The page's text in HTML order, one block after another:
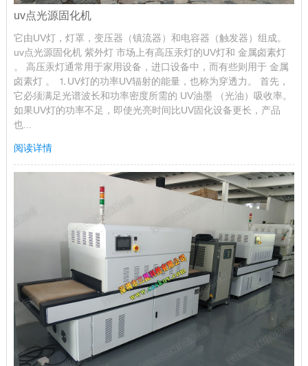
uv点光源固化机
它由UV灯，灯罩，变压器（镇流器）和电容器（触发器）组成。
uv点光源固化机 紫外灯 市场上有高压汞灯的UV灯和 金属卤素灯
。 高压汞灯通常用于家用设备，进口设备中，而有些则用于 金属
卤素灯 。 ⒈UV灯的功率UV辐射的能量，也称为穿透力。 首先，
它必须满足光谱波长和功率密度所需的 UV油墨 （光油）吸收率。
如果UV灯的功率不足，即使光亮时间比UV固化设备更长，产品
也...
阅读详情